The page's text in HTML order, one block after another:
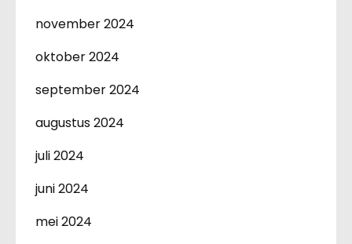
november 2024
oktober 2024
september 2024
augustus 2024
juli 2024
juni 2024
mei 2024